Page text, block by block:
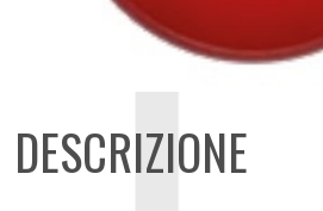
DESCRIZIONE